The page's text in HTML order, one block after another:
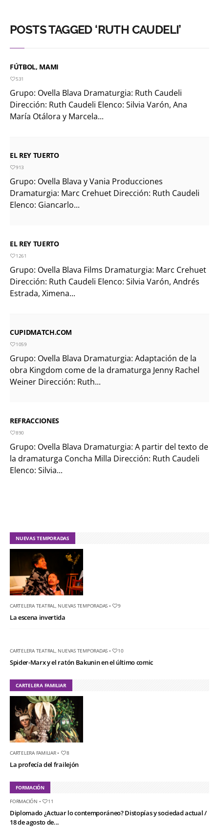
POSTS TAGGED ‘RUTH CAUDELI’
FÚTBOL, MAMI
531
Grupo: Ovella Blava Dramaturgia: Ruth Caudeli
Dirección: Ruth Caudeli Elenco: Silvia Varón, Ana
María Otálora y Marcela...
EL REY TUERTO
913
Grupo: Ovella Blava y Vania Producciones
Dramaturgia: Marc Crehuet Dirección: Ruth Caudeli
Elenco: Giancarlo...
EL REY TUERTO
1261
Grupo: Ovella Blava Films Dramaturgia: Marc Crehuet
Dirección: Ruth Caudeli Elenco: Silvia Varón, Andrés
Estrada, Ximena...
CUPIDMATCH.COM
1059
Grupo: Ovella Blava Dramaturgia: Adaptación de la
obra Kingdom come de la dramaturga Jenny Rachel
Weiner Dirección: Ruth...
REFRACCIONES
890
Grupo: Ovella Blava Dramaturgia: A partir del texto de
la dramaturga Concha Milla Dirección: Ruth Caudeli
Elenco: Silvia...
NUEVAS TEMPORADAS
CARTELERA TEATRAL NUEVAS TEMPORADAS • 9
La escena invertida
CARTELERA TEATRAL NUEVAS TEMPORADAS • 10
Spider-Marx y el ratón Bakunin en el último comic
CARTELERA FAMILIAR
CARTELERA FAMILIAR• 8
La profecía del frailejón
FORMACIÓN
FORMACIÓN • 11
Diplomado ¿Actuar lo contemporáneo? Distopías y sociedad actual /
18 de agosto de...